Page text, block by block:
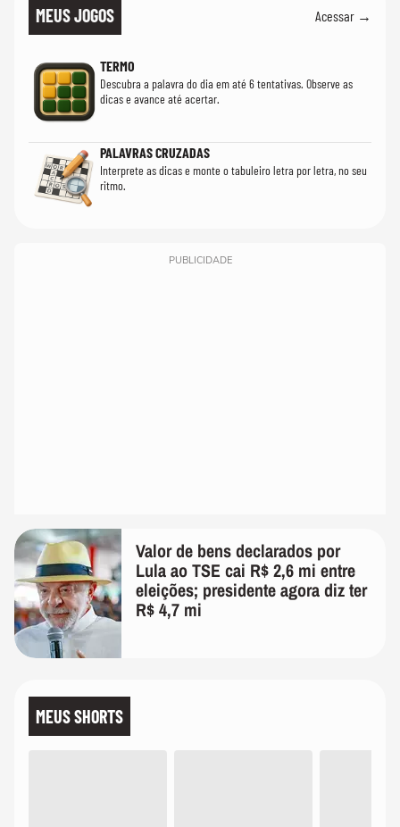
MEUS JOGOS Acessar →
TERMO
Descubra a palavra do dia em até 6 tentativas. Observe as
dicas e avance até acertar.
PALAVRAS CRUZADAS
Interprete as dicas e monte o tabuleiro letra por letra, no seu
ritmo.
PUBLICIDADE
Valor de bens declarados por
Lula ao TSE cai R$ 2,6 mi entre
eleições; presidente agora diz ter
R$ 4,7 mi
MEUS SHORTS